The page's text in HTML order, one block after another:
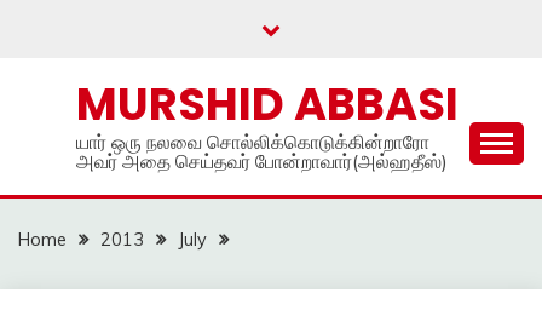
MURSHID ABBASI
யார் ஒரு நலவை சொல்லிக்கொடுக்கின்றாரோ
அவர் அதை செய்தவர் போன்றாவார்(அல்ஹதீஸ்)
Home 2013 July